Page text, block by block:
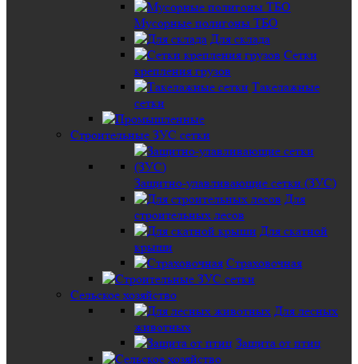
Мусорные полигоны ТБО
Для склада
Сетки
крепления грузов
Такелажные
сетки
Строительные ЗУС сетки
Защитно-улавливающие сетки (ЗУС)
Для
строительных лесов
Для скатной
крыши
Страховочная
Сельское хозяйство
Для лесных
животных
Защита от птиц